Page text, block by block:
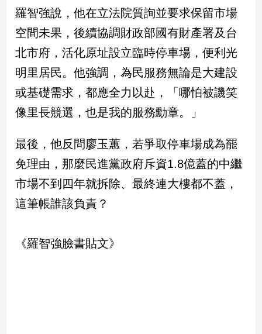
際
會/
地
方
新
冠
毒
區
南
台
點
羅智強說，他在立法院質詢並要求保留市場
空間未果，後續協調財政部國有財產署及台
北市府，活化原址設立臨時停車場，便利光
明里居民。他強調，為民服務無論是大建設
或基礎需求，都應全力以赴，「哪怕被譏笑
像里長競選，也是我的服務勳章。」
最後，他反問廖玉蕙，若爭取停車場成為罷
免理由，那麼民進黨政府斥資1.8億蓋的中繼
市場不到四年就拆除、最終連大樓都不蓋，
這筆帳誰該負責？
《羅智強臉書貼文》